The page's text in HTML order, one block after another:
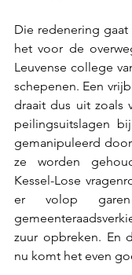
Die redenering
het voor de
Leuvense college
schepenen. Een
draait dus uit zoals
peilingsuitslagen
gemanipuleerd
ze worden
Kessel-Lose
er volop
zuur opbreken. En
nu komt het even